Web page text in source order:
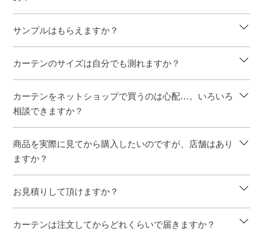
サンプルはもらえますか？
カーテンのサイズは自分でも測れますか？
カーテンをネットショップで買うのは心配…。いろいろ
相談できますか？
商品を実際に見てから購入したいのですが、店舗はあり
ますか？
お見積りして頂けますか？
カーテンは注文してからどれくらいで届きますか？